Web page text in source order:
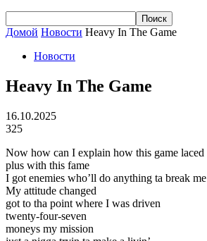
Домой Новости Heavy In The Game
Новости
Heavy In The Game
16.10.2025
325
Now how can I explain how this game laced
plus with this fame
I got enemies who’ll do anything ta break me
My attitude changed
got to tha point where I was driven
twenty-four-seven
moneys my mission